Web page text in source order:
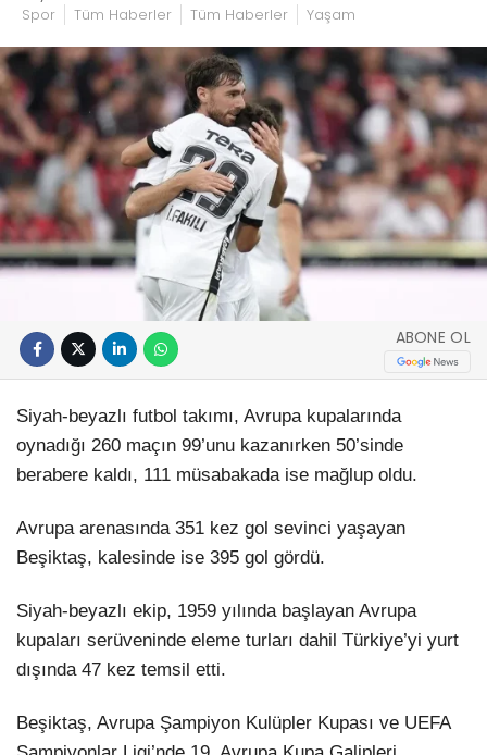
Spor Tüm Haberler Tüm Haberler Yaşam
ABONE OL
Siyah-beyazlı futbol takımı, Avrupa kupalarında
oynadığı 260 maçın 99’unu kazanırken 50’sinde
berabere kaldı, 111 müsabakada ise mağlup oldu.
Avrupa arenasında 351 kez gol sevinci yaşayan
Beşiktaş, kalesinde ise 395 gol gördü.
Siyah-beyazlı ekip, 1959 yılında başlayan Avrupa
kupaları serüveninde eleme turları dahil Türkiye’yi yurt
dışında 47 kez temsil etti.
Beşiktaş, Avrupa Şampiyon Kulüpler Kupası ve UEFA